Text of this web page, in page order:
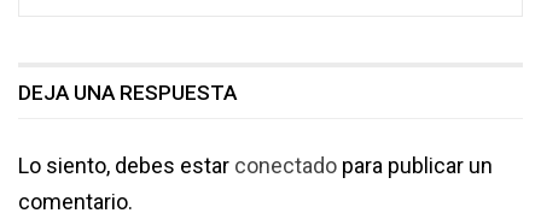
DEJA UNA RESPUESTA
Lo siento, debes estar conectado para publicar un
comentario.